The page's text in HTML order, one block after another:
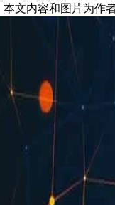
本文内容和图片为作